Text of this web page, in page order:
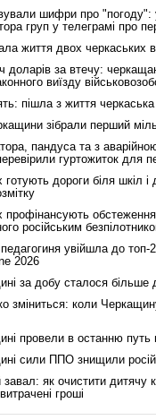
шифри про "погоду":
груп у телеграмі про
життя двох черкаських
доларів за втечу:
виїзду
пішла з життя черкаська
зібрали перший
пандуса та з
гуртожиток для
дороги біля шкіл і
профінансують обстеження
російським
увійшла до топ-
2026
за добу сталося більше
зміниться: коли
провели в останню путь
сили ППО знищили
завал: як очистити дитячу
гроші